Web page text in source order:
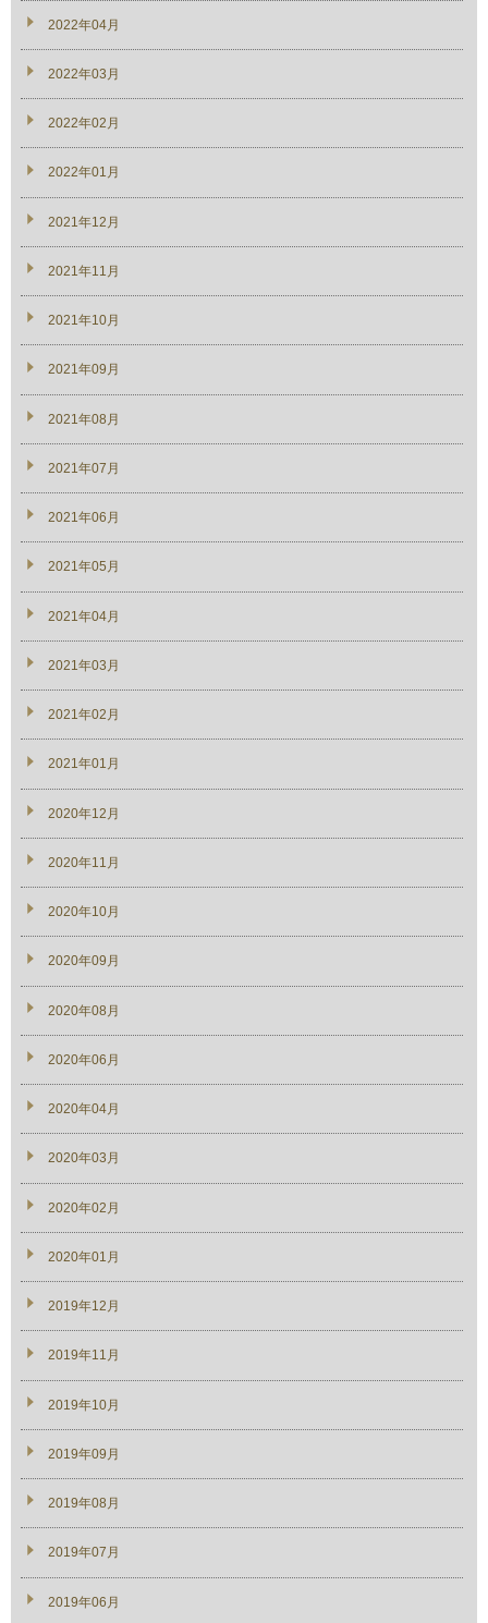
2022年04月
2022年03月
2022年02月
2022年01月
2021年12月
2021年11月
2021年10月
2021年09月
2021年08月
2021年07月
2021年06月
2021年05月
2021年04月
2021年03月
2021年02月
2021年01月
2020年12月
2020年11月
2020年10月
2020年09月
2020年08月
2020年06月
2020年04月
2020年03月
2020年02月
2020年01月
2019年12月
2019年11月
2019年10月
2019年09月
2019年08月
2019年07月
2019年06月